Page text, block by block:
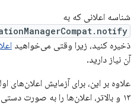
شناسه اعلانی که به
ذخیره کنید، زیرا وقتی می‌خواهید
آن نیاز دارید.
علاوه بر این، برای آزمایش اعلان‌های
۱۳ و بالاتر، اعلان‌ها را به صورت